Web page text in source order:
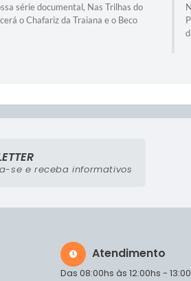
série documental, Nas Trilhas do
o Chafariz da Traiana e o Beco
Atendimento
Das 08:00hs às 12:00hs -
se e receba informativos